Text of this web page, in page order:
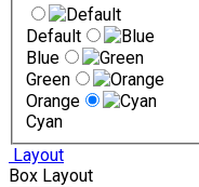
Default
Blue
Green
Orange
Cyan
Layout
Box Layout